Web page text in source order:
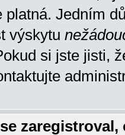
platná. Jedním
výskytu
si jste jisti,